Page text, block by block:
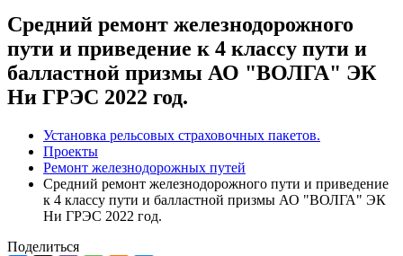
Средний ремонт железнодорожного
пути и приведение к 4 классу пути и
балластной призмы АО "ВОЛГА" ЭК
Ни ГРЭС 2022 год.
Установка рельсовых страховочных пакетов.
Проекты
Ремонт железнодорожных путей
Средний ремонт железнодорожного пути и приведение
к 4 классу пути и балластной призмы АО "ВОЛГА" ЭК
Ни ГРЭС 2022 год.
Поделиться